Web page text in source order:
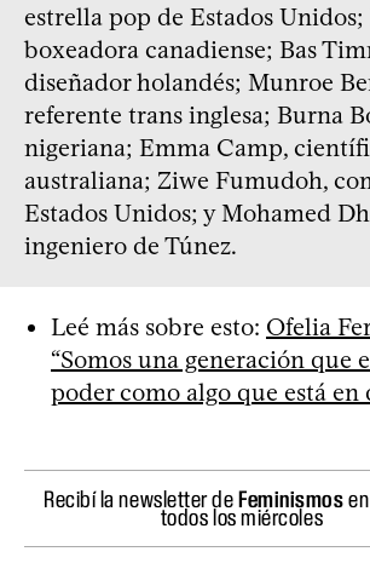
estrella pop de Estados
boxeadora canadiense; Bas
diseñador holandés; Munroe
referente trans inglesa; Burna
nigeriana; Emma Camp,
australiana; Ziwe Fumudoh,
Estados Unidos; y Mohamed
ingeniero de Túnez.
Leé más sobre esto: Ofelia
“Somos una generación que
poder como algo que está en
Recibí la newsletter deFeminismos
todos los miércoles